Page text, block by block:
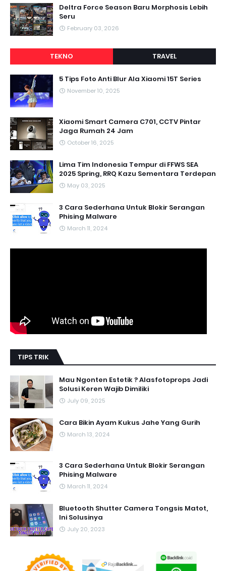
Deltra Force Season Baru Morphosis Lebih
Seru
February 03, 2026
TEKNO TRAVEL
5 Tips Foto Anti Blur Ala Xiaomi 15T Series
November 10, 2025
Xiaomi Smart Camera C701, CCTV Pintar
Jaga Rumah 24 Jam
October 16, 2025
Lima Tim Indonesia Tempur di FFWS SEA
2025 Spring, RRQ Kazu Sementara Terdepan
May 03, 2025
3 Cara Sederhana Untuk Blokir Serangan
Phising Malware
March 11, 2024
TIPS TRIK
Mau Ngonten Estetik ? Alasfotoprops Jadi
Solusi Keren Wajib Dimiliki
July 09, 2025
Cara Bikin Ayam Kukus Jahe Yang Gurih
March 13, 2024
3 Cara Sederhana Untuk Blokir Serangan
Phising Malware
March 11, 2024
Bluetooth Shutter Camera Tongsis Matot,
Ini Solusinya
July 20, 2023